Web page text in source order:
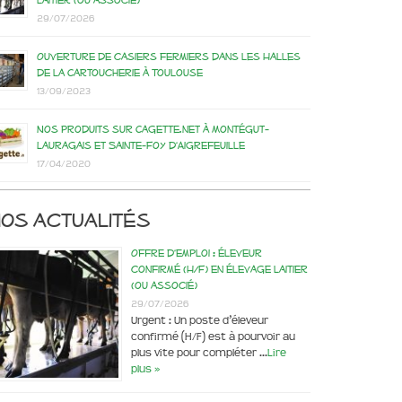
29/07/2026
Ouverture de casiers fermiers dans les Halles
de la Cartoucherie à Toulouse
13/09/2023
Nos produits sur Cagette.net à Montégut-
Lauragais et Sainte-Foy d’Aigrefeuille
17/04/2020
actualités
Offre d’emploi : éleveur
confirmé (H/F) en élevage laitier
(ou associé)
29/07/2026
Urgent : Un poste d’éleveur
confirmé (H/F) est à pourvoir au
plus vite pour compléter …Lire
plus »